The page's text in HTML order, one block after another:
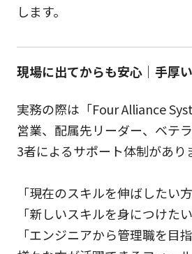
します。
現場に出てからも安心｜手厚
実務の際は「Four Alliance
営業、配属先リーダー、ベテ
3者によるサポート体制があり
「現在のスキルを伸ばしたい方
「新しいスキルを身につけたい
「エンジニアから管理職を目指